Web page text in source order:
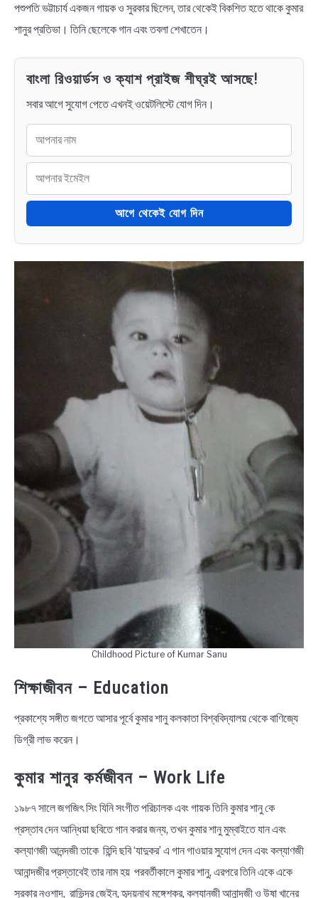
পশুপতি ভট্টাচার্য একজন গায়ক ও সুরকার ছিলেন, তার থেকেই বিকশিত হতে থাকে কুমার
শানুর প্রতিভা। তিনি ছেলেকে গান এবং তবলা শেখাতেন।
বাংলা রিওয়ার্ডস ও ক্যাশ প্রাইজ শীঘ্রই আসছে!
সবার আগে সুযোগ পেতে এখনই ওয়েটলিস্টে যোগ দিন।
আগে থেকেই যোগ দিন
Childhood Picture of Kumar Sanu
শিক্ষাজীবন – Education
প্রকাশ্যে সঙ্গীত জগতে আসার পূর্বে কুমার শানু কলকাতা বিশ্ববিদ্যালয় থেকে বাণিজ্যে
ডিগ্রী লাভ করেন।
কুমার শানুর কর্মজীবন – Work Life
১৯৮৭ সালে জগজিৎ সিং যিনি সংগীত পরিচালক এবং গায়ক তিনি কুমার শানু কে
প্রস্তাব দেন আন্ধিয়া ছবিতে গান করার জন্য, তখন কুমার শানু মুম্বাইতে যান এবং
কল্যাণজী আনন্দজী তাকে হিন্দি ছবি ‘যাদুকর’ এ গান গাওয়ার সুযোগ দেন এবং কল্যাণজী
আনান্দজীর প্রস্তাবেই তার নাম হয় পরবর্তীকালে কুমার শানু, এরপরে তিনি একে একে
সুরকার নওশাদ, রাভিন্দ্র জেইন, হৃদয়নাথ মঙ্গেশকর, কল্যানজী আনান্দজী ও উষা খানের